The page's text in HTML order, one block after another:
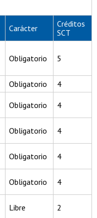
Carácter
Créditos
SCT
Obligatorio 5
Obligatorio
4
Obligatorio 4
Obligatorio 4
Obligatorio 4
Obligatorio 4
Libre 2